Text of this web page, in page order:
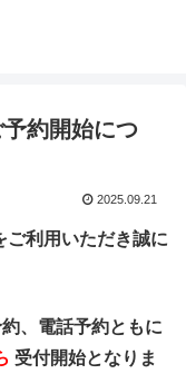
予約開始につ
2025.09.21
ご利用いただき誠に
、電話予約ともに
受付開始となりま